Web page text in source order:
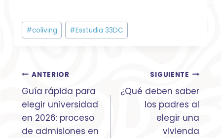
Etiquetas
de
#coliving #Esstudia 33DC
Navegación
de
entradas
ANTERIOR
Guía rápida para
elegir universidad
en 2026: proceso
de admisiones en
SIGUIENTE
¿Qué deben saber
los padres al
elegir una
vivienda